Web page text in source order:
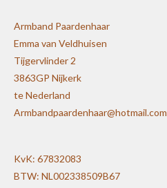
Armband Paardenhaar
Emma van Veldhuisen
Tijgervlinder 2
3863GP Nijkerk
te Nederland
Armbandpaardenhaar@hotmail.com
KvK: 67832083
BTW: NL002338509B67